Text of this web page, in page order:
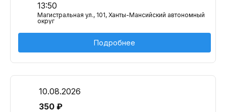
13:50
Магистральная ул., 101, Ханты-Мансийский автономный
округ
Подробнее
10.08.2026
350 ₽